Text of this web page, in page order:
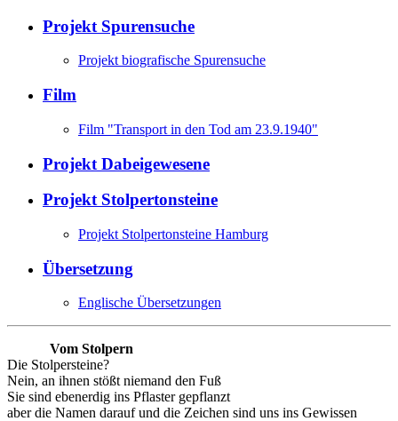
Projekt Spurensuche
Projekt biografische Spurensuche
Film
Film "Transport in den Tod am 23.9.1940"
Projekt Dabeigewesene
Projekt Stolpertonsteine
Projekt Stolpertonsteine Hamburg
Übersetzung
Englische Übersetzungen
Vom Stolpern
Die Stolpersteine?
Nein, an ihnen stößt niemand den Fuß
Sie sind ebenerdig ins Pflaster gepflanzt
aber die Namen darauf und die Zeichen sind uns ins Gewissen